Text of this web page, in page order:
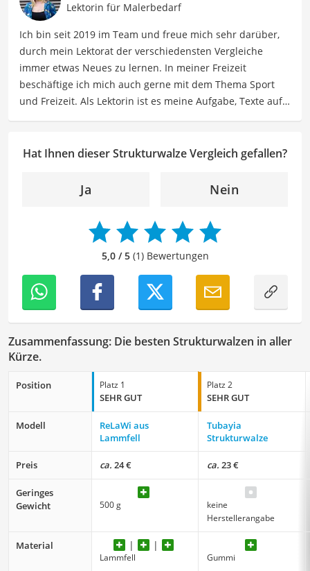
Lektorin für Malerbedarf
Ich bin seit 2019 im Team und freue mich sehr darüber,
durch mein Lektorat der verschiedensten Vergleiche
immer etwas Neues zu lernen. In meiner Freizeit
beschäftige ich mich auch gerne mit dem Thema Sport
und Freizeit. Als Lektorin ist es meine Aufgabe, Texte auf
Autoren dabei zu helfen, ihre Botschaften klar und
das geschriebene Wort und meine breitgefächerten
Interessen, bringe ich frische Perspektiven sowie neue
Ideen in den Lektoratsprozess ein, um sicherzustellen,
dass die Texte sowohl qualitativ hochwertig als auch
ansprechend sind.
Hat Ihnen dieser Strukturwalze Vergleich gefallen?
Ja Nein
5,0 / 5(1) Bewertungen
Zusammenfassung: Die besten Strukturwalzen in aller
Kürze.
Position Platz 1
SEHR GUT
Platz 2
SEHR GUT
Modell
ReLaWi aus
Lammfell
Tubayia
Strukturwalze
Preis ca. 24 € ca. 23 €
Geringes
Gewicht
500 g
keine
Herstellerangabe
Material
Lammfell Gummi